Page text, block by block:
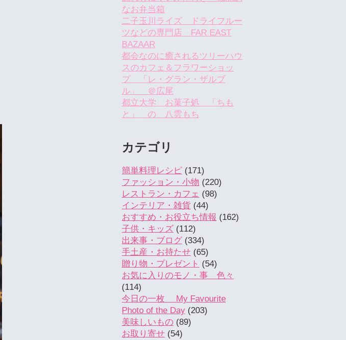
なお弁当箱
二子玉川ライズ ドライフルー
ツなどの専門店 FAR EAST
BAZAAR
都会なのに癒されるツリーハウ
スのカフェ＆フラワーショッ
プ 「レ・グラン・ザルブ
ル」 ＠広尾
都立大学 お菓子処 「ちも
と」 の 八雲もち
カテゴリ
簡単料理レシピ (171)
ファッション・小物 (220)
レストラン・カフェ (98)
インテリア・雑貨 (44)
おすすめ・お役立ち情報 (162)
子供・キッズ (112)
出来事・ブログ (334)
手土産・お持たせ (65)
贈り物・プレゼント (54)
お気に入りのモノ・事 色々
(114)
今日の一枚 My Favourite
Photo of the Day (203)
美味しいもの (89)
お取り寄せ (54)